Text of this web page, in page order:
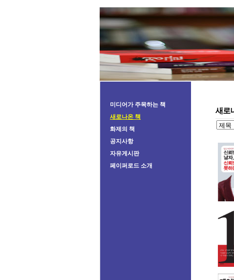
미디어가 주목하는 책
새로나온 책
화제의 책
공지사항
자유게시판
페이퍼로드 소개
새로